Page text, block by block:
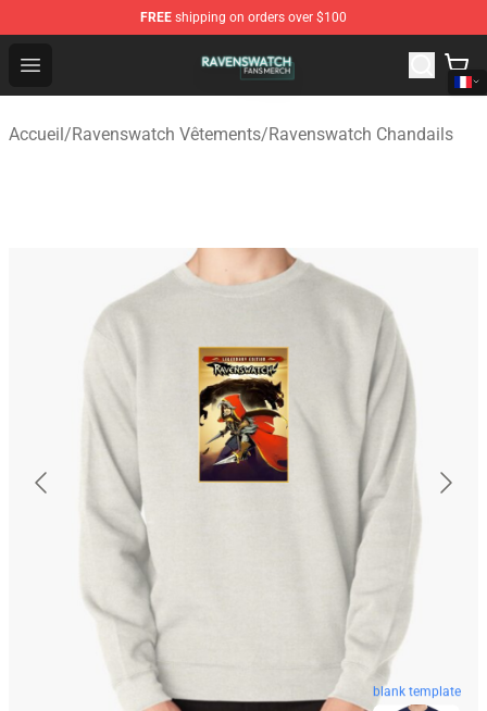
FREE shipping on orders over $100
Open menu
Ravenswatch Shop - Official Ravenswatch Merchandise
Accueil/Ravenswatch Vêtements/Ravenswatch Chandails
blank template